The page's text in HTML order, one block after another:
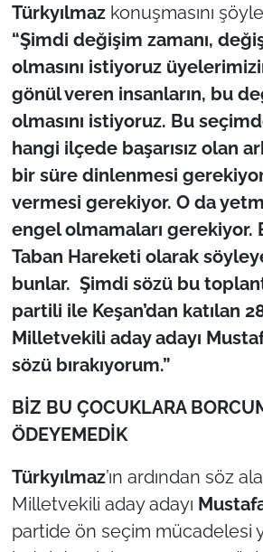
Türkyılmazkonuşmasını
“Şimdi değişim zamanı,
olmasını istiyoruz
gönül veren insanların, bu
olmasını istiyoruz. Bu
hangi ilçede başarısız olan
bir süre dinlenmesi
vermesi gerekiyor. O da
engel olmamaları gerekiyor.
Taban Hareketi olarak
bunlar. Şimdi sözü bu
partili ile Keşan’dan katılan
Milletvekili aday adayı
sözü bırakıyorum.”
BİZ BU ÇOCUKLARA
ÖDEYEMEDİK
Türkyılmaz’ın ardından söz
Milletvekili aday adayı
partide ön seçim mücadelesi